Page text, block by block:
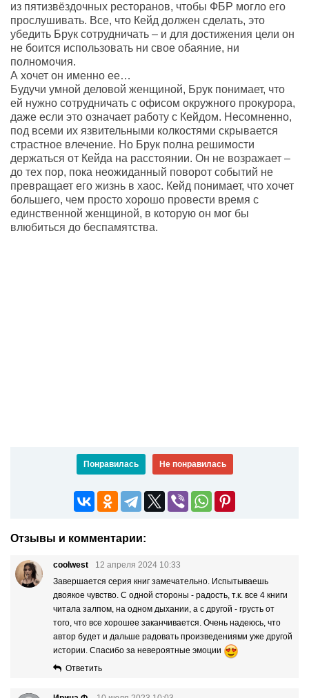
из пятизвёздочных ресторанов, чтобы ФБР могло его
прослушивать. Все, что Кейд должен сделать, это
убедить Брук сотрудничать – и для достижения цели он
не боится использовать ни свое обаяние, ни
полномочия.
А хочет он именно ее…
Будучи умной деловой женщиной, Брук понимает, что
ей нужно сотрудничать с офисом окружного прокурора,
даже если это означает работу с Кейдом. Несомненно,
под всеми их язвительными колкостями скрывается
страстное влечение. Но Брук полна решимости
держаться от Кейда на расстоянии. Он не возражает –
до тех пор, пока неожиданный поворот событий не
превращает его жизнь в хаос. Кейд понимает, что хочет
большего, чем просто хорошо провести время c
единственной женщиной, в которую он мог бы
влюбиться до беспамятства.
Понравилась Не понравилась
Отзывы и комментарии:
coolwest
12 апреля 2024 10:33
Завершается серия книг замечательно. Испытываешь
двоякое чувство. С одной стороны - радость, т.к. все 4 книги
читала залпом, на одном дыхании, а с другой - грусть от
того, что все хорошее заканчивается. Очень надеюсь, что
автор будет и дальше радовать произведениями уже другой
истории. Спасибо за невероятные эмоции
Ответить